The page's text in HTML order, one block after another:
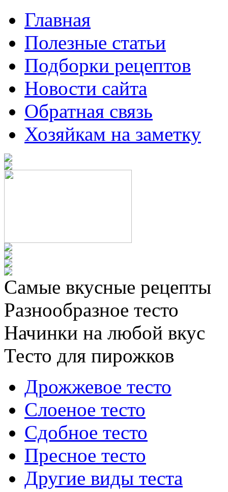
Главная
Полезные статьи
Подборки рецептов
Новости сайта
Обратная связь
Хозяйкам на заметку
Самые вкусные рецепты
Разнообразное тесто
Начинки на любой вкус
Тесто для пирожков
Дрожжевое тесто
Слоеное тесто
Сдобное тесто
Пресное тесто
Другие виды теста